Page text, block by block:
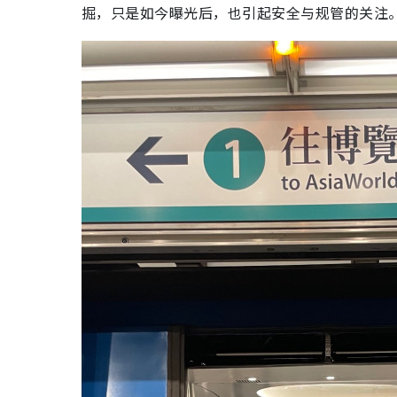
掘，只是如今曝光后，也引起安全与规管的关注